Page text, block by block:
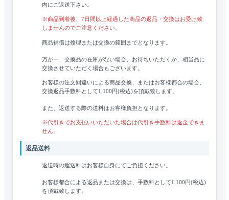
内にご返送下さい。
※商品到着後、7日間以上経過した商品の返品・交換はお受け致
しませんのでご注意ください。
商品補償は修理または交換の範囲までとなります。
万が一、交換品の在庫がない場合、お待ちいただくか、相当品に
交換させていただく場合もございます。
お客様の注文間違いによる商品交換、またはお客様都合の場合、
交換返品手数料として1,100円(税込)を頂戴致します。
また、返送する際の送料はお客様負担となります。
※代引きでお支払いいただいた場合は代引き手数料は返金できま
せん。
返品送料
返送時の運送料はお客様自身にてご負担ください。
お客様都合による返品または交換は、手数料として1,100円(税込)
を頂戴致します。